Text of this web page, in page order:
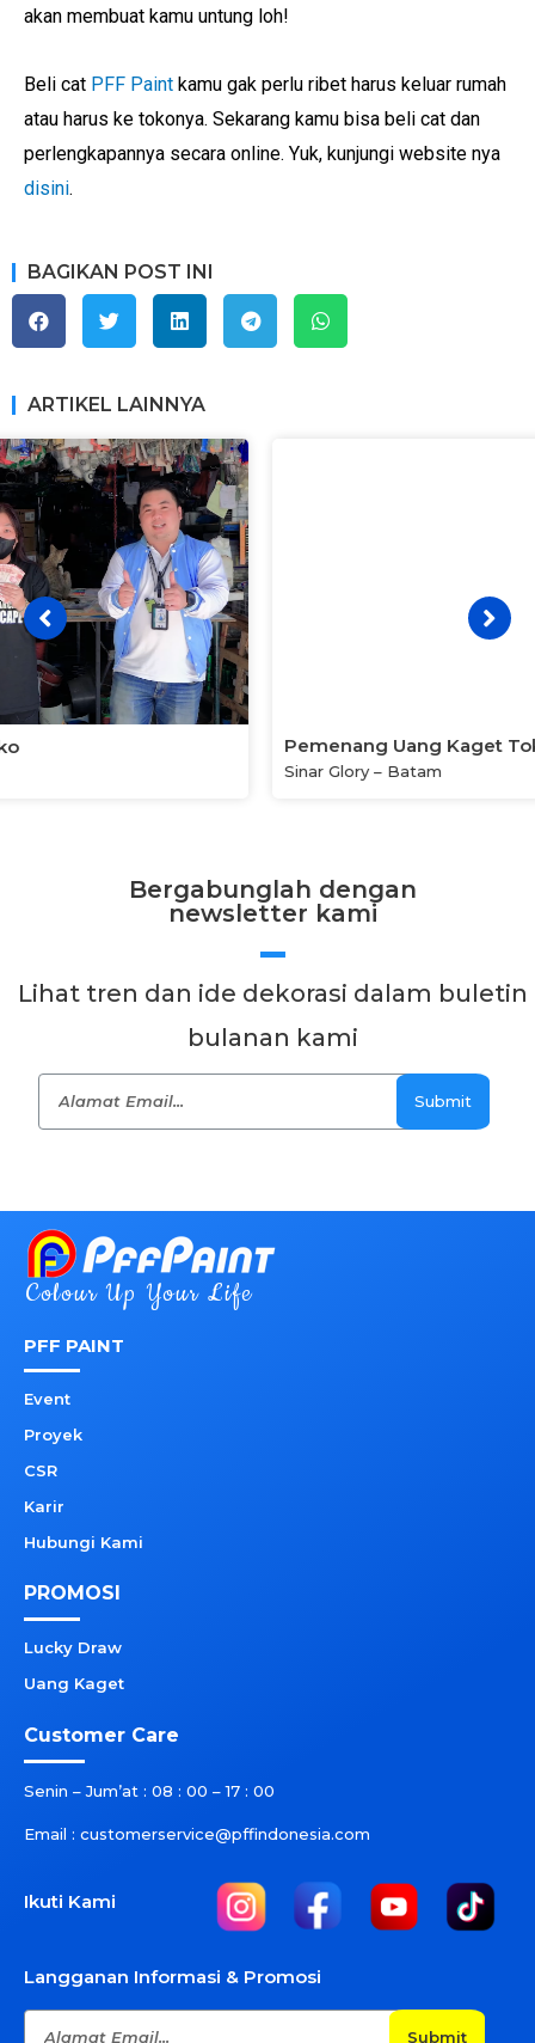
akan membuat kamu untung loh!
Beli cat PFF Paint kamu gak perlu ribet harus keluar rumah
atau harus ke tokonya. Sekarang kamu bisa beli cat dan
perlengkapannya secara online. Yuk, kunjungi website nya
disini.
BAGIKAN POST INI
ARTIKEL LAINNYA
Pemenang Uang Kaget Toko
Bergabunglah dengan
newsletter kami
Lihat tren dan ide dekorasi dalam buletin
bulanan kami
Submit
Colour Up Your Life
PFF PAINT
Event
Proyek
CSR
Karir
Hubungi Kami
PROMOSI
Lucky Draw
Uang Kaget
Customer Care
Senin – Jum’at : 08 : 00 – 17 : 00
Email : customerservice@pffindonesia.com
Ikuti Kami
Langganan Informasi & Promosi
Submit